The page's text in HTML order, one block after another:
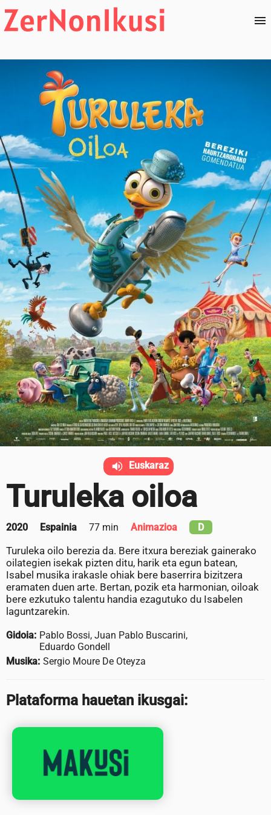
Turuleka oiloa
2020 Espainia 77 min Animazioa D
Turuleka oilo berezia da. Bere itxura bereziak gainerako
oilategien isekak pizten ditu, harik eta egun batean,
Isabel musika irakasle ohiak bere baserrira bizitzera
eramaten duen arte. Bertan, pozik eta harmonian, oiloak
bere ezkutuko talentu handia ezagutuko du Isabelen
laguntzarekin.
Gidoia: Pablo Bossi, Juan Pablo Buscarini,
Eduardo Gondell
Musika: Sergio Moure De Oteyza
Plataforma hauetan ikusgai:
Euskaraz